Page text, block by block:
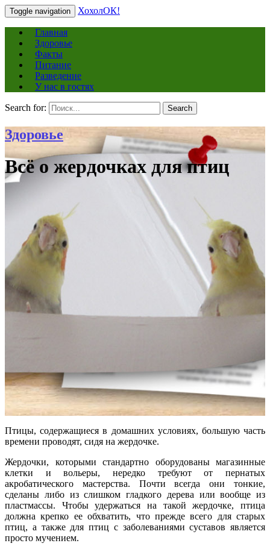
Toggle navigation ХохолОК!
Главная
Здоровье
Факты
Питание
Разведение
У нас в гостях
Search for: Search
Здоровье
Всё о жердочках для птиц
Птицы, содержащиеся в домашних условиях, большую часть
времени проводят, сидя на жердочке.
Жердочки, которыми стандартно оборудованы магазинные
клетки и вольеры, нередко требуют от пернатых
акробатического мастерства. Почти всегда они тонкие,
сделаны либо из слишком гладкого дерева или вообще из
пластмассы. Чтобы удержаться на такой жердочке, птица
должна крепко ее обхватить, что прежде всего для старых
птиц, а также для птиц с заболеваниями суставов является
просто мучением.